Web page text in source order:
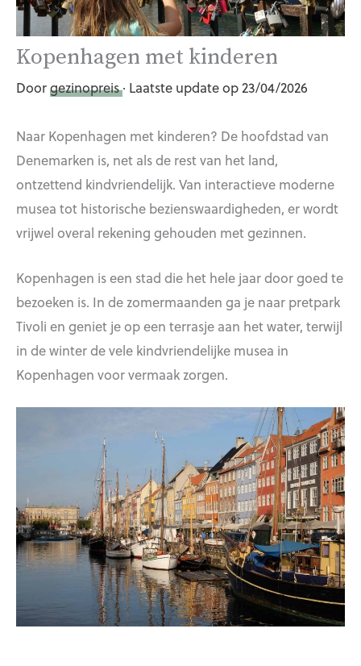
Kopenhagen met kinderen
Doorgezinopreis· Laatste update op 23/04/2026
Naar Kopenhagen met kinderen? De hoofdstad van
Denemarken is, net als de rest van het land,
ontzettend kindvriendelijk. Van interactieve moderne
musea tot historische bezienswaardigheden, er wordt
vrijwel overal rekening gehouden met gezinnen.
Kopenhagen is een stad die het hele jaar door goed te
bezoeken is. In de zomermaanden ga je naar pretpark
Tivoli en geniet je op een terrasje aan het water, terwijl
in de winter de vele kindvriendelijke musea in
Kopenhagen voor vermaak zorgen.